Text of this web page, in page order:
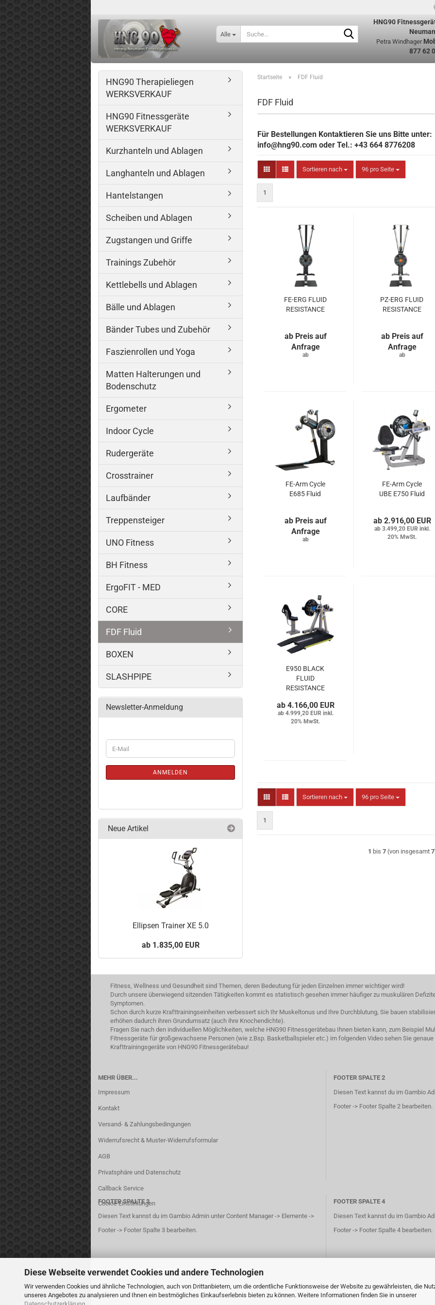
Diese Webseite verwendet Cookies und andere Technologien
Wir verwenden Cookies und ähnliche Technologien, auch von Drittanbietern, um die ordentliche Funktionsweise der Website zu gewährleisten, die
unseres Angebotes zu analysieren und Ihnen ein bestmögliches Einkaufserlebnis bieten zu können. Weitere Informationen finden Sie in unserer
Datenschutzerklärung
Alle
HNG90
Petra Windhager
877 62
Startseite » FDF Fluid
FDF Fluid
Für Bestellungen Kontaktieren Sie uns Bitte unter:
info@hng90.com oder Tel.: +43 664 8776208
Sortieren nach
Sortieren nach 96 pro Seite
pro Seite
1
FE-ERG FLUID
RESISTANCE
Preis auf
Anfrage
​PZ-ERG FLUID
RESISTANCE
Preis auf
Anfrage
FE-Arm Cycle
E685 Fluid
Preis auf
Anfrage
FE-Arm Cycle
UBE E750 Fluid
2.916,00 EUR
3.499,20 EUR inkl.
20% MwSt.
E950 BLACK
FLUID
RESISTANCE
4.166,00 EUR
4.999,20 EUR inkl.
20% MwSt.
Sortieren nach
Sortieren nach 96 pro Seite
pro Seite
1
1 bis 7(von insgesamt 7
HNG90 Therapieliegen
WERKSVERKAUF
HNG90 Fitnessgeräte
WERKSVERKAUF
Kurzhanteln und Ablagen
Langhanteln und Ablagen
Hantelstangen
Scheiben und Ablagen
Zugstangen und Griffe
Trainings Zubehör
Kettlebells und Ablagen
Bälle und Ablagen
Bänder Tubes und Zubehör
Faszienrollen und Yoga
Matten Halterungen und
Bodenschutz
Ergometer
Indoor Cycle
Rudergeräte
Crosstrainer
Laufbänder
Treppensteiger
UNO Fitness
BH Fitness
ErgoFIT - MED
CORE
FDF Fluid
BOXEN
SLASHPIPE
Newsletter-Anmeldung
WEITER
ZUR
E-
Mail
ANMELDEN
Neue Artikel
Ellipsen Trainer XE 5.0
1.835,00 EUR
Fitness, Wellness und Gesundheit sind Themen, deren Bedeutung für jeden Einzelnen immer wichtiger wird!
Durch unsere überwiegend sitzenden Tätigkeiten kommt es statistisch gesehen immer häufiger zu muskulären
Symptomen.
Schon durch kurze Krafttrainingseinheiten verbessert sich Ihr Muskeltonus und Ihre Durchblutung, Sie bauen
erhöhen dadurch ihren Grundumsatz (auch ihre Knochendichte).
Fragen Sie nach den individuellen Möglichkeiten, welche HNG90 Fitnessgerätebau Ihnen bieten kann, zum Beispiel
Fitnessgeräte für großgewachsene Personen (wie z.Bsp. Basketballspieler etc.) im folgenden Video sehen Sie
Krafttrainingsgeräte von HNG90 Fitnessgerätebau!
MEHR ÜBER...
Impressum
Kontakt
Versand- & Zahlungsbedingungen
Widerrufsrecht & Muster-Widerrufsformular
AGB
Privatsphäre und Datenschutz
Callback Service
Cookie Einstellungen
FOOTER SPALTE 2
Diesen Text kannst du im Gambio
Footer -> Footer Spalte 2 bearbeiten.
FOOTER SPALTE 3
Diesen Text kannst du im Gambio Admin unter Content Manager -> Elemente ->
Footer -> Footer Spalte 3 bearbeiten.
FOOTER SPALTE 4
Diesen Text kannst du im Gambio
Footer -> Footer Spalte 4 bearbeiten.